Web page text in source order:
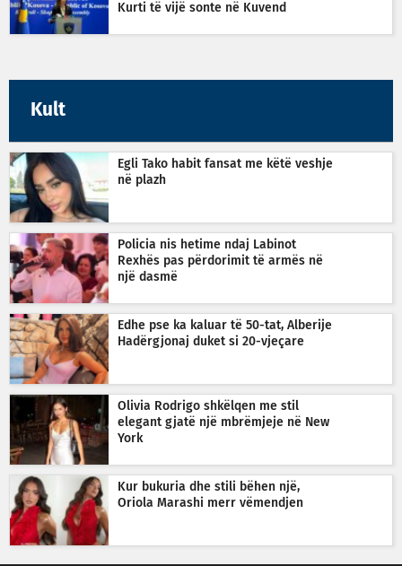
Kurti të vijë sonte në Kuvend
Kult
Egli Tako habit fansat me këtë veshje
në plazh
Policia nis hetime ndaj Labinot
Rexhës pas përdorimit të armës në
një dasmë
Edhe pse ka kaluar të 50-tat, Alberije
Hadërgjonaj duket si 20-vjeçare
Olivia Rodrigo shkëlqen me stil
elegant gjatë një mbrëmjeje në New
York
Kur bukuria dhe stili bëhen një,
Oriola Marashi merr vëmendjen